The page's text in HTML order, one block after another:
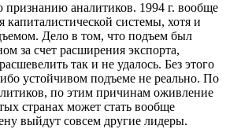
аналитиков. 1994 г. вообще
системы, хотя и
Дело в том, что подъем был
за счет расширения экспорта,
так и не удалось. Без этого
устойчивом подъеме не реально. По
по этим причинам оживление
странах может стать вообще
выйдут совсем другие лидеры.